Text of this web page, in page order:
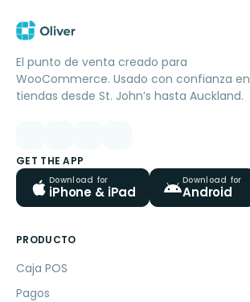
El punto de venta creado para
WooCommerce. Usado con confianza en
tiendas desde St. John’s hasta Auckland.
GET THE APP
Download for
iPhone & iPad
Download for
Android
PRODUCTO
Caja POS
Pagos